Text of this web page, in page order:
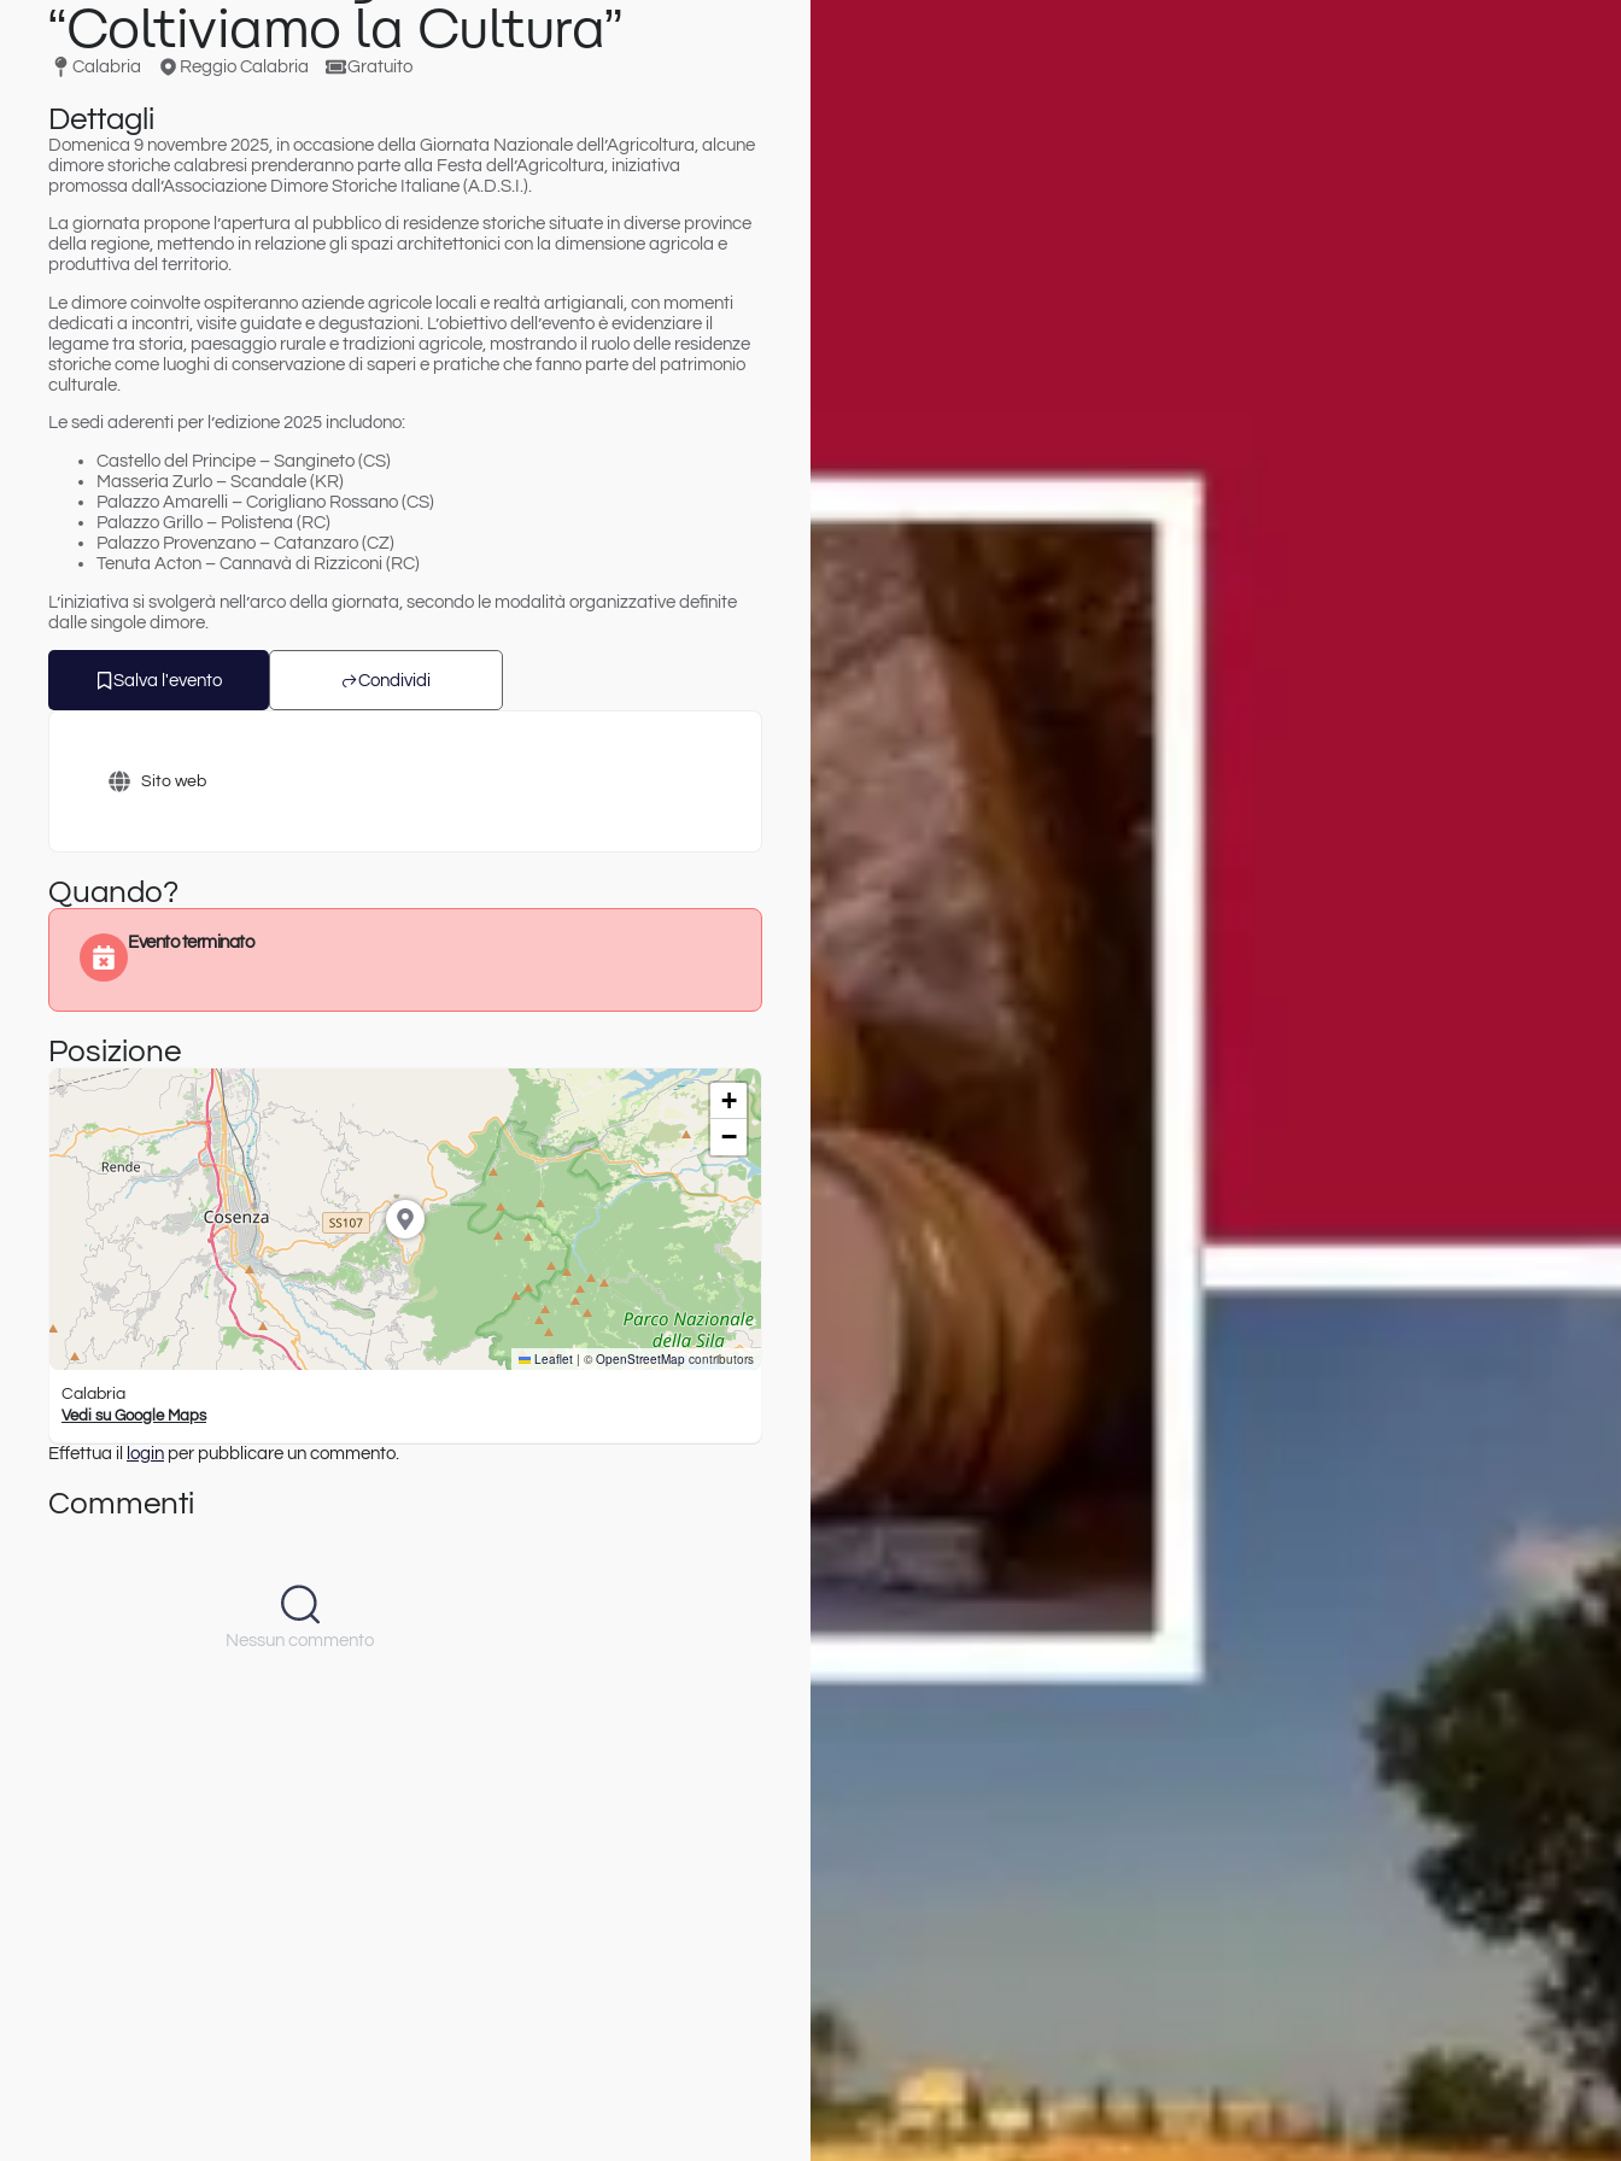
“Coltiviamo la Cultura”
Calabria Reggio Calabria Gratuito
Dettagli
Domenica 9 novembre 2025 , in occasione della Giornata Nazionale dell’Agricoltura , alcune
dimore storiche calabresi prenderanno parte alla Festa dell’Agricoltura, iniziativa
promossa dall’Associazione Dimore Storiche Italiane (A.D.S.I.).
La giornata propone l’apertura al pubblico di residenze storiche situate in diverse province
della regione, mettendo in relazione gli spazi architettonici con la dimensione agricola e
produttiva del territorio.
Le dimore coinvolte ospiteranno aziende agricole locali e realtà artigianali , con momenti
dedicati a incontri, visite guidate e degustazioni. L’obiettivo dell’evento è evidenziare il
legame tra storia, paesaggio rurale e tradizioni agricole, mostrando il ruolo delle residenze
storiche come luoghi di conservazione di saperi e pratiche che fanno parte del patrimonio
culturale.
Le sedi aderenti per l’edizione 2025 includono:
Castello del Principe – Sangineto (CS)
Masseria Zurlo – Scandale (KR)
Palazzo Amarelli – Corigliano Rossano (CS)
Palazzo Grillo – Polistena (RC)
Palazzo Provenzano – Catanzaro (CZ)
Tenuta Acton – Cannavà di Rizziconi (RC)
L’iniziativa si svolgerà nell’arco della giornata, secondo le modalità organizzative definite
dalle singole dimore.
Salva l'evento Condividi
Sito web
Quando?
Evento terminato
Posizione
+
−
Leaflet | ©OpenStreetMap contributors
Calabria
Vedi su Google Maps
Effettua il login per pubblicare un commento.
Commenti
Nessun commento